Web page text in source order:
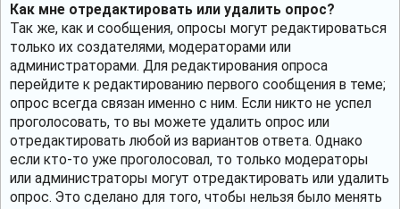
Как мне отредактировать или удалить опрос?
Так же, как и сообщения, опросы могут редактироваться
только их создателями, модераторами или
администраторами. Для редактирования опроса
перейдите к редактированию первого сообщения в теме;
опрос всегда связан именно с ним. Если никто не успел
проголосовать, то вы можете удалить опрос или
отредактировать любой из вариантов ответа. Однако
если кто-то уже проголосовал, то только модераторы
или администраторы могут отредактировать или удалить
опрос. Это сделано для того, чтобы нельзя было менять